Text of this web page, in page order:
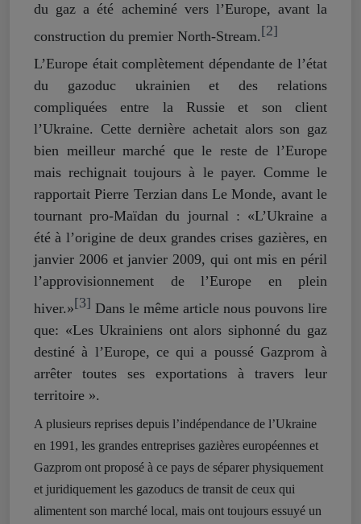
du gaz a été acheminé vers l’Europe, avant la
construction du premier North-Stream.[2]
L’Europe était complètement dépendante de l’état
du gazoduc ukrainien et des relations
compliquées entre la Russie et son client
l’Ukraine. Cette dernière achetait alors son gaz
bien meilleur marché que le reste de l’Europe
mais rechignait toujours à le payer. Comme le
rapportait Pierre Terzian dans Le Monde, avant le
tournant pro-Maïdan du journal : «L’Ukraine a
été à l’origine de deux grandes crises gazières, en
janvier 2006 et janvier 2009, qui ont mis en péril
l’approvisionnement de l’Europe en plein
hiver.»[3] Dans le même article nous pouvons lire
que: «Les Ukrainiens ont alors siphonné du gaz
destiné à l’Europe, ce qui a poussé Gazprom à
arrêter toutes ses exportations à travers leur
territoire ».
A plusieurs reprises depuis l’indépendance de l’Ukraine
en 1991, les grandes entreprises gazières européennes et
Gazprom ont proposé à ce pays de séparer physiquement
et juridiquement les gazoducs de transit de ceux qui
alimentent son marché local, mais ont toujours essuyé un